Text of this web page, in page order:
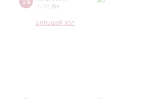
20:00 Вт
Большой зал